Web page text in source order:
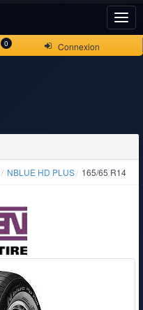
Connexion
0
NBLUE HD PLUS 165/65 R14